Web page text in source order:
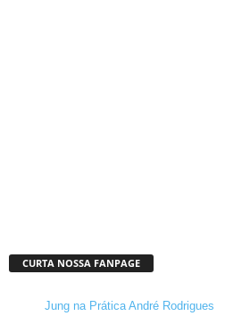
CURTA NOSSA FANPAGE
Jung na Prática André Rodrigues